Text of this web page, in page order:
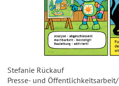
Stefanie Rückauf
Presse- und Öffentlichkeitsarbeit/